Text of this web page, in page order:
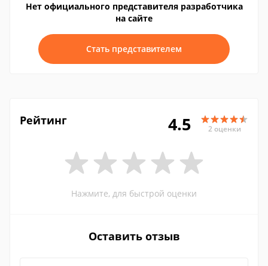
Нет официального представителя разработчика
на сайте
Стать представителем
Рейтинг 4.5 2 оценки
Нажмите, для быстрой оценки
Оставить отзыв